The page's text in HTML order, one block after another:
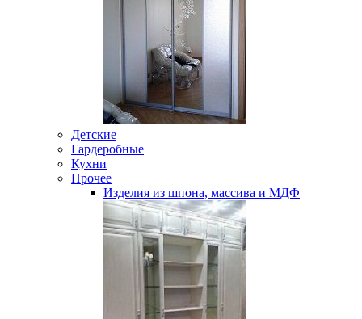
Детские
Гардеробные
Кухни
Прочее
Изделия из шпона, массива и МДФ